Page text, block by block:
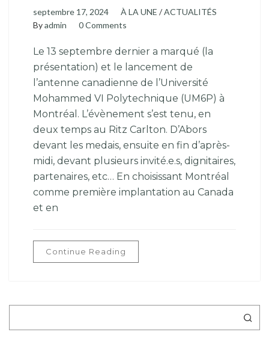
septembre 17, 2024 À LA UNE /ACTUALITÉS
Byadmin 0 Comments
Le 13 septembre dernier a marqué (la
présentation) et le lancement de
l’antenne canadienne de l’Université
Mohammed VI Polytechnique (UM6P) à
Montréal. L’évènement s’est tenu, en
deux temps au Ritz Carlton. D’Abors
devant les medais, ensuite en fin d’après-
midi, devant plusieurs invité.e.s, dignitaires,
partenaires, etc… En choisissant Montréal
comme première implantation au Canada
et en
Continue Reading